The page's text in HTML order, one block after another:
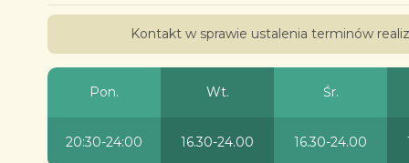
Kontakt w sprawie ustalenia terminów
Pon. Wt. Śr.
20:30-24:00 16.30-24.00 16.30-24.00